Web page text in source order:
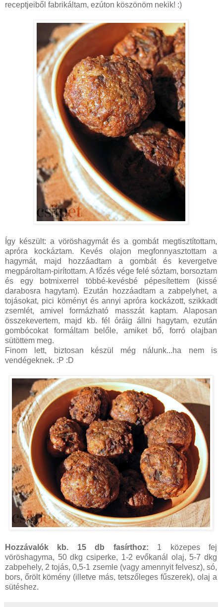
receptjeiből fabrikáltam, ezúton köszönöm nekik! :)
Így készült: a vöröshagymát és a gombát megtisztítottam,
apróra kockáztam. Kevés olajon megfonnyasztottam a
hagymát, majd hozzáadtam a gombát és kevergetve
megpároltam-pirítottam. A főzés vége felé sóztam, borsoztam
és egy botmixerrel többé-kevésbé pépesítettem (kissé
darabosra hagytam). Ezután hozzáadtam a zabpelyhet, a
tojásokat, pici köményt és annyi apróra kockázott, szikkadt
zsemlét, amivel formázható masszát kaptam. Alaposan
összekevertem, majd kb. fél óráig állni hagytam, ezután
gombócokat formáltam belőle, amiket bő, forró olajban
sütöttem meg.
Finom lett, biztosan készül még nálunk...ha nem is
vendégeknek. :P :D
Hozzávalók kb. 15 db fasírthoz: 1 közepes fej
vöröshagyma, 50 dkg csiperke, 1-2 evőkanál olaj, 5-7 dkg
zabpehely, 2 tojás, 0,5-1 zsemle (vagy amennyit felvesz), só,
bors, őrölt kömény (illetve más, tetszőleges fűszerek), olaj a
sütéshez.